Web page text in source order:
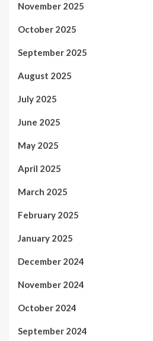
November 2025
October 2025
September 2025
August 2025
July 2025
June 2025
May 2025
April 2025
March 2025
February 2025
January 2025
December 2024
November 2024
October 2024
September 2024